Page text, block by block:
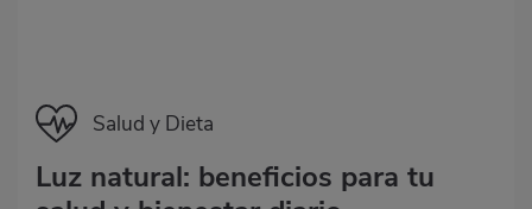
Categoría
Salud y Dieta
Luz natural: beneficios para tu